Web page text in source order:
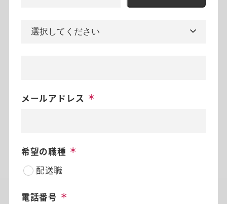
メールアドレス
希望の職種
配送職
電話番号